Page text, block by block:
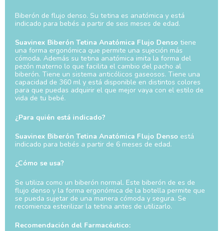
Biberón de flujo denso. Su tetina es anatómica y está
indicado para bebés a partir de seis meses de edad.
Suavinex Biberón Tetina Anatómica Flujo Denso tiene
una forma ergonómica que permite una sujeción más
cómoda. Además su tetina anatómica imita la forma del
pezón materno lo que facilita el cambio del pacho al
biberón. Tiene un sistema anticólicos gaseosos. Tiene una
capacidad de 360 ml y está disponible en distintos colores
para que puedas adquirir el que mejor vaya con el estilo de
vida de tu bebé.
¿Para quién está indicado?
Suavinex Biberón Tetina Anatómica Flujo Denso está
indicado para bebés a partir de 6 meses de edad.
¿Cómo se usa?
Se utiliza como un biberón normal. Este biberón de es de
flujo denso y la forma ergonómica de la botella permite que
se pueda sujetar de una manera cómoda y segura. Se
recomienza esterilizar la tetina antes de utilizarlo.
Recomendación del Farmacéutico: